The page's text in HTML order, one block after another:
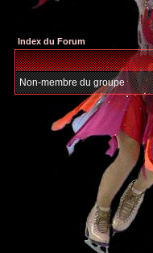
Index du Forum
Non-membre du groupe